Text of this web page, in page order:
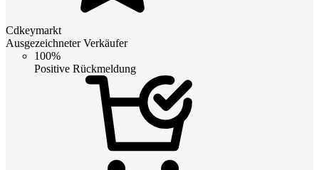
Cdkeymarkt
Ausgezeichneter Verkäufer
100%
Positive Rückmeldung